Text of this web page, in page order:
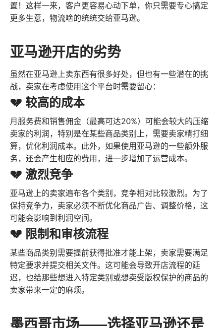
置！这样一来，客户更容易心动下单，你只需要专心搞定
更多生意，物流啥的统统交给亚马逊。
亚马逊开店的劣势
虽然在亚马逊上卖东西有很多好处，但也有一些潜在的挑
战，卖家在考虑使用这个平台时需要留心：
💔 较高的成本
月服务费和销售佣金（最高可达20%）可能会较大的压缩
卖家的利润，特别是在某些商品类别上，需要卖家精打细
算，优化利润成本。此外，如果使用亚马逊的一些额外服
务，还会产生相应的费用，进一步增加了运营成本。
💔 激烈竞争
亚马逊上的卖家遍布各个类别，竞争相对比较激烈。为了
保持竞争力，卖家必须不断优化商品广告、调整价格，这
可能会影响到利润空间。
💔 限制和审核流程
某些商品类别需要提前获得批准才能上架，卖家需要满足
特定要求并提交相关文件。这可能会导致开店流程的延
迟，也给那些想进入特定类别或想卖受版权保护的商品的
卖家带来一定的麻烦。
墨西哥市场——选择亚马逊还是